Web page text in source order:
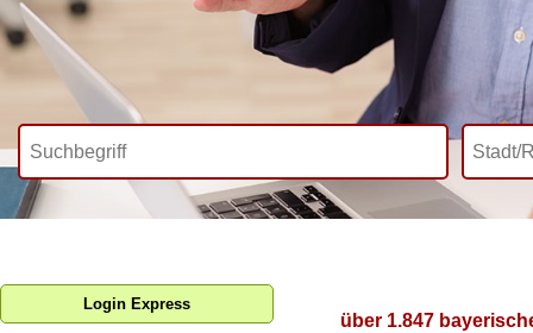
über 1.847
Login Express